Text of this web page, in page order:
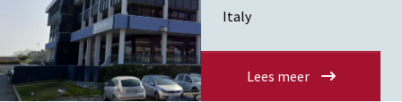
Italy
Lees meer